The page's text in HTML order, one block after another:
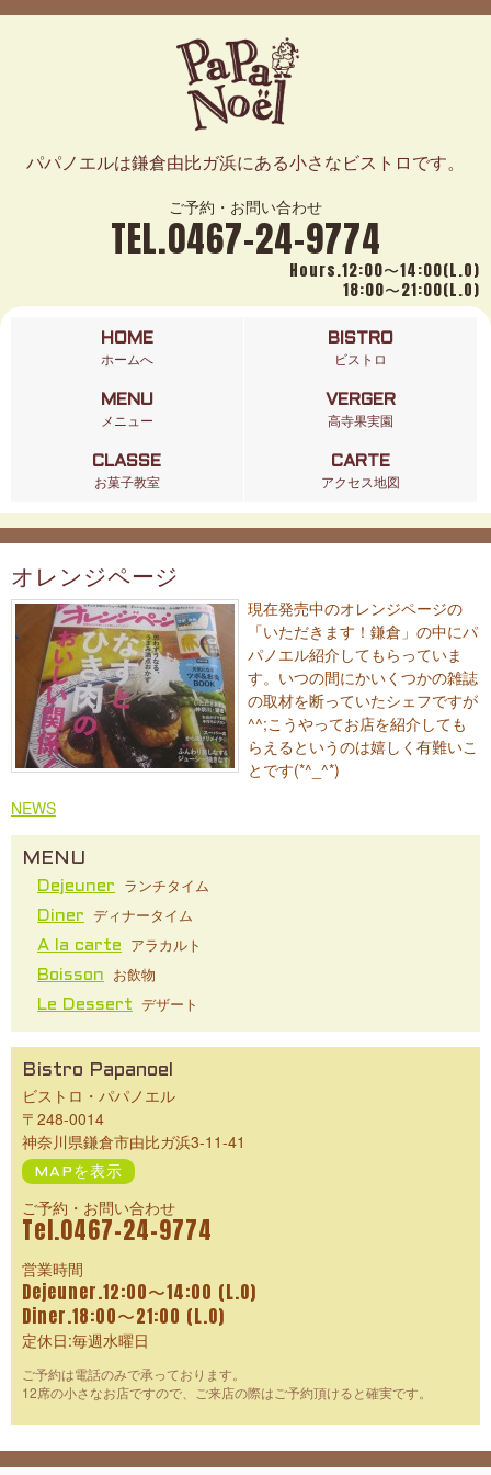
パパノエルは鎌倉由比ガ浜にある小さなビストロです。
ご予約・お問い合わせ
TEL.0467-24-9774
Hours.12:00〜14:00(L.O)
18:00〜21:00(L.O)
HOME
ホームへ
BISTRO
ビストロ
MENU
メニュー
VERGER
高寺果実園
CLASSE
お菓子教室
CARTE
アクセス地図
オレンジページ
現在発売中のオレンジページの
「いただきます！鎌倉」の中にパ
パノエル紹介してもらっていま
す。いつの間にかいくつかの雑誌
の取材を断っていたシェフですが
^^;こうやってお店を紹介しても
らえるというのは嬉しく有難いこ
とです(*^_^*)
NEWS
MENU
Dejeuner ランチタイム
Diner ディナータイム
A la carte アラカルト
Boisson お飲物
Le Dessert デザート
Bistro Papanoel
ビストロ・パパノエル
〒248-0014
神奈川県鎌倉市由比ガ浜3-11-41
MAPを表示
ご予約・お問い合わせ
Tel.0467-24-9774
営業時間
Dejeuner.12:00〜14:00 (L.O)
Diner.18:00〜21:00 (L.O)
定休日:毎週水曜日
ご予約は電話のみで承っております。
12席の小さなお店ですので、ご来店の際はご予約頂けると確実です。